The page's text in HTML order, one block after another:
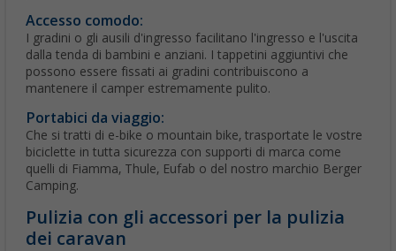
Accesso comodo:
I gradini o gli ausili d'ingresso facilitano l'ingresso e l'uscita
dalla tenda di bambini e anziani. I tappetini aggiuntivi che
possono essere fissati ai gradini contribuiscono a
mantenere il camper estremamente pulito.
Portabici da viaggio:
Che si tratti di e-bike o mountain bike, trasportate le vostre
biciclette in tutta sicurezza con supporti di marca come
quelli di Fiamma, Thule, Eufab o del nostro marchio Berger
Camping.
Pulizia con gli accessori per la pulizia
dei caravan